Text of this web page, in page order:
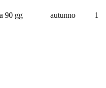
90 gg autunno 1